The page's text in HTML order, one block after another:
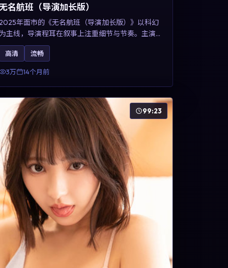
名航班（导演加长版）
年面市的《无名航班（导演加长版）》以科幻
主线，导演程耳在叙事上注重细节与节奏。主演
面，周冬雨、凯特·布兰切特与巩俐的表演为角色
添层次。故事以女性视角重写传统类型片的叙事
性，可作为美国影视爱好者的高清观影选择。
高清 流畅
3万 14个月前
99:23